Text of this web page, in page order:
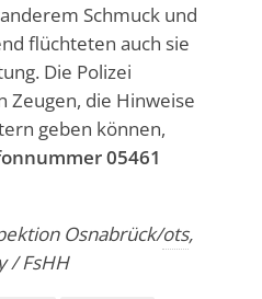
Schmuck und
flüchteten auch sie
Die Polizei
Zeugen, die Hinweise
geben können,
05461
Osnabrück/ots,
/ FsHH